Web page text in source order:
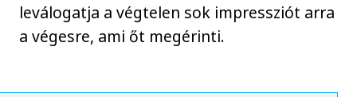
leválogatja a végtelen sok impressziót arra
a végesre, ami őt megérinti.